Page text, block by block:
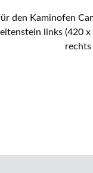
links (420
rechts